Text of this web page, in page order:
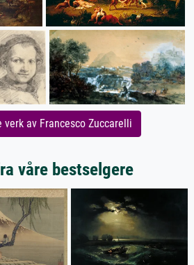
verk av Francesco Zuccarelli
våre bestselgere